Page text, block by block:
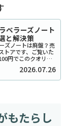
ベラーズノート
と解決策
ズノートは廃盤？売
トアです、ご覧いた
円でこのクオリテ
博したセリアのトラ
ーですが、...
2026.07.26
もたらし